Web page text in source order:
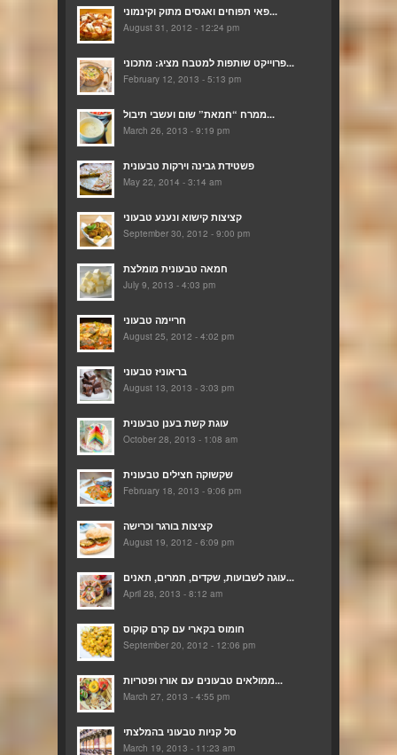
פאי תפוחים ואגסים מתוק וקינמוני...
August 31, 2012 - 12:24 pm
פרוייקט שותפות למטבח מציג: מתכוני...
February 12, 2013 - 5:13 pm
ממרח “חמאת” שום ועשבי תיבול...
March 26, 2013 - 9:19 pm
פשטידת גבינה וירקות טבעונית
May 22, 2014 - 3:14 am
קציצות קישוא ונענע טבעוני
September 30, 2012 - 9:00 pm
חמאה טבעונית מומלצת
July 9, 2013 - 4:03 pm
חריימה טבעוני
August 25, 2012 - 4:02 pm
בראוניז טבעוני
August 13, 2013 - 3:03 pm
עוגת קשת בענן טבעונית
October 28, 2013 - 1:08 am
שקשוקה חצילים טבעונית
February 18, 2013 - 9:06 pm
קציצות בורגר וכרישה
August 19, 2012 - 6:09 pm
עוגה לשבועות, שקדים, תמרים, תאנים...
April 28, 2013 - 8:12 am
חומוס בקארי עם קרם קוקוס
September 20, 2012 - 12:06 pm
ממולאים טבעונים עם אורז ופטריות...
March 27, 2013 - 4:55 pm
סל קניות טבעוני בהמלצתי
March 19, 2013 - 11:23 am